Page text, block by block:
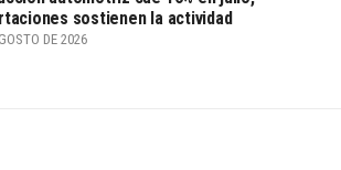
sostienen la actividad
DE 2026